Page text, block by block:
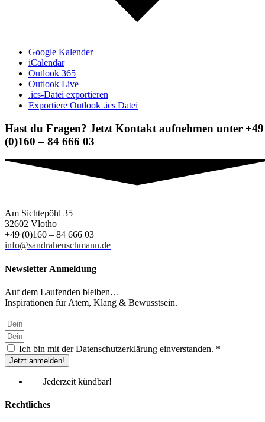
Google Kalender
iCalendar
Outlook 365
Outlook Live
.ics-Datei exportieren
Exportiere Outlook .ics Datei
Hast du Fragen? Jetzt Kontakt aufnehmen unter +49
(0)160 – 84 666 03
Am Sichtepöhl 35
32602 Vlotho
+49 (0)160 – 84 666 03
info@sandraheuschmann.de
Newsletter Anmeldung
Auf dem Laufenden bleiben…
Inspirationen für Atem, Klang & Bewusstsein.
Ich bin mit der Datenschutzerklärung einverstanden. *
Jetzt anmelden!
Jederzeit kündbar!
Rechtliches